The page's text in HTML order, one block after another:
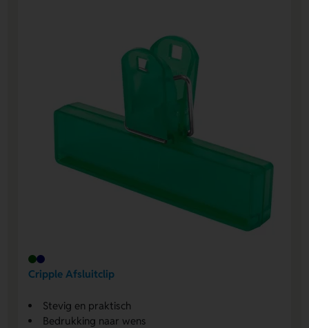
Cripple Afsluitclip
Stevig en praktisch
Bedrukking naar wens